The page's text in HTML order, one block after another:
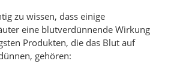
zu wissen, dass einige
eine blutverdünnende Wirkung
Produkten, die das Blut auf
gehören: